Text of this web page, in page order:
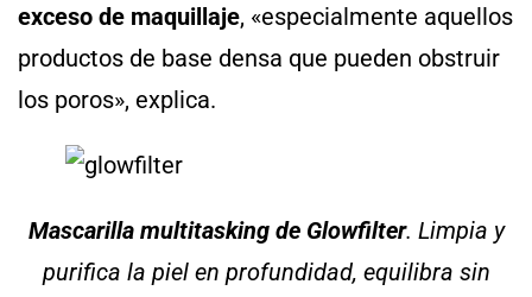
exceso de maquillaje, «especialmente aquellos
productos de base densa que pueden obstruir
los poros», explica.
Mascarilla multitasking de Glowfilter. Limpia y
purifica la piel en profundidad, equilibra sin